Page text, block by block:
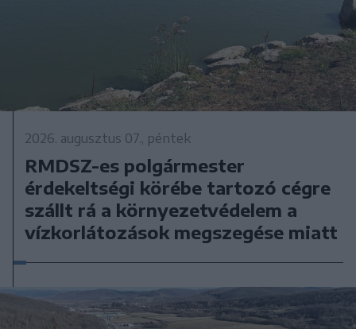
2026. augusztus 07., péntek
RMDSZ-es polgármester
érdekeltségi körébe tartozó cégre
szállt rá a környezetvédelem a
vízkorlátozások megszegése miatt